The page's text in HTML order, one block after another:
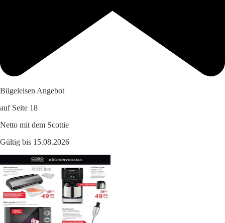
Bügeleisen Angebot
auf Seite 18
Netto mit dem Scottie
Gültig bis 15.08.2026